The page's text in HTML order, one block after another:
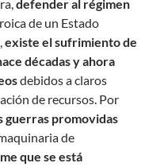
defender al régimen
de un Estado
existe el sufrimiento de
décadas y ahora
debidos a claros
de recursos. Por
guerras promovidas
de
que se está